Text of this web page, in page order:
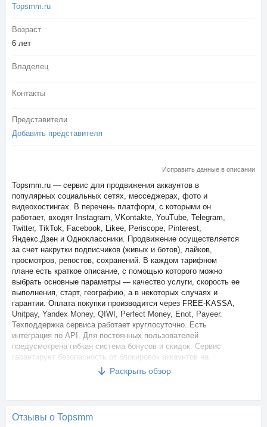
Topsmm.ru
Возраст
6 лет
Владелец
Контакты
Представители
Добавить представителя
Исправить данные в описании
Topsmm.ru — сервис для продвижения аккаунтов в
популярных социальных сетях, месседжерах, фото и
видеохостингах. В перечень платформ, с которыми он
работает, входят Instagram, VKontakte, YouTube, Telegram,
Twitter, TikTok, Facebook, Likee, Periscope, Pinterest,
Яндекс.Дзен и Одноклассники. Продвижение осуществляется
за счет накрутки подписчиков (живых и ботов), лайков,
просмотров, репостов, сохранений. В каждом тарифном
плане есть краткое описание, с помощью которого можно
выбрать основные параметры — качество услуги, скорость ее
выполнения, старт, географию, а в некоторых случаях и
гарантии. Оплата покупки производится через FREE-KASSA,
Unitpay, Yandex Money, QIWI, Perfect Money, Enot, Payeer.
Техподдержка сервиса работает круглосуточно. Есть
интеграция по API. Для постоянных пользователей
предусмотрена гибкая система бонусов и скидок. Сервис
гарантирует безопасность от блокировок аккаунтов на
популярных ресурсах в процессе продвижения. Каждый
клиент после создания учетной записи на платформе
перечислять ему 5% от расходов рефералов. Средства,
Раскрыть обзор
Отзывы о Topsmm